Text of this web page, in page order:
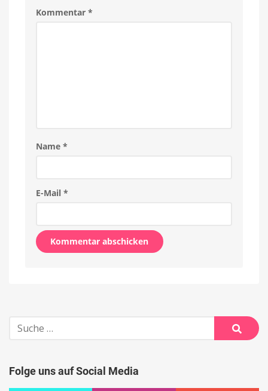
Kommentar *
Name *
E-Mail *
Suche
nach:
Suche
Folge uns auf Social Media